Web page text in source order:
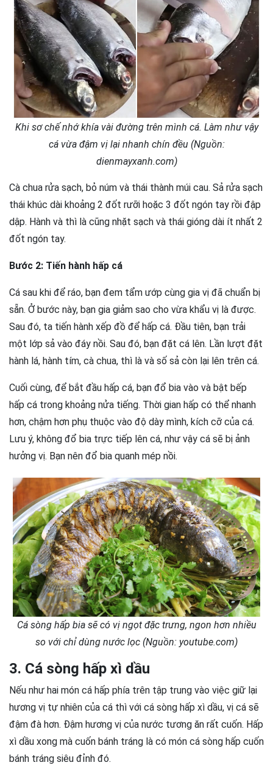
Khi sơ chế nhớ khía vài đường trên mình cá. Làm như vậy
cá vừa đậm vị lại nhanh chín đều (Nguồn:
dienmayxanh.com)
Cà chua rửa sạch, bỏ núm và thái thành múi cau. Sả rửa sạch
thái khúc dài khoảng 2 đốt rưỡi hoặc 3 đốt ngón tay rồi đập
dập. Hành và thì là cũng nhặt sạch và thái gióng dài ít nhất 2
đốt ngón tay.
Bước 2: Tiến hành hấp cá
Cá sau khi để ráo, bạn đem tẩm ướp cùng gia vị đã chuẩn bị
sẵn. Ở bước này, bạn gia giảm sao cho vừa khẩu vị là được.
Sau đó, ta tiến hành xếp đồ để hấp cá. Đầu tiên, bạn trải
một lớp sả vào đáy nồi. Sau đó, bạn đặt cá lên. Lần lượt đặt
hành lá, hành tím, cà chua, thì là và số sả còn lại lên trên cá.
Cuối cùng, để bắt đầu hấp cá, bạn đổ bia vào và bật bếp
hấp cá trong khoảng nửa tiếng. Thời gian hấp có thể nhanh
hơn, chậm hơn phụ thuộc vào độ dày mình, kích cỡ của cá.
Lưu ý, không đổ bia trực tiếp lên cá, như vậy cá sẽ bị ảnh
hưởng vị. Bạn nên đổ bia quanh mép nồi.
Cá sòng hấp bia sẽ có vị ngọt đặc trưng, ngon hơn nhiều
so với chỉ dùng nước lọc (Nguồn: youtube.com)
3. Cá sòng hấp xì dầu
Nếu như hai món cá hấp phía trên tập trung vào việc giữ lại
hương vị tự nhiên của cá thì với cá sòng hấp xì dầu, vị cá sẽ
đậm đà hơn. Đậm hương vị của nước tương ăn rất cuốn. Hấp
xì dầu xong mà cuốn bánh tráng là có món cá sòng hấp cuốn
bánh tráng siêu đỉnh đó.